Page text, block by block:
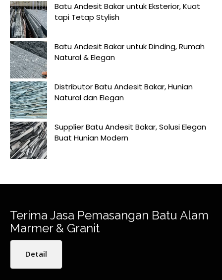
Batu Andesit Bakar untuk Eksterior, Kuat
tapi Tetap Stylish
Batu Andesit Bakar untuk Dinding, Rumah
Natural & Elegan
Distributor Batu Andesit Bakar, Hunian
Natural dan Elegan
Supplier Batu Andesit Bakar, Solusi Elegan
Buat Hunian Modern
Terima Jasa Pemasangan Batu Alam
Marmer & Granit
Detail